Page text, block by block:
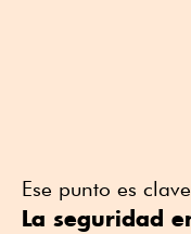
Ese punto es
La seguridad